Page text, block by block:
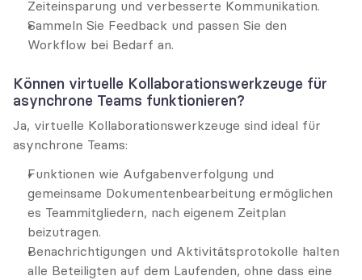
Zeiteinsparung und verbesserte Kommunikation.
Sammeln Sie Feedback und passen Sie den
Workflow bei Bedarf an.
Können virtuelle Kollaborationswerkzeuge für
asynchrone Teams funktionieren?
Ja, virtuelle Kollaborationswerkzeuge sind ideal für
asynchrone Teams:
Funktionen wie Aufgabenverfolgung und
gemeinsame Dokumentenbearbeitung ermöglichen
es Teammitgliedern, nach eigenem Zeitplan
beizutragen.
Benachrichtigungen und Aktivitätsprotokolle halten
alle Beteiligten auf dem Laufenden, ohne dass eine